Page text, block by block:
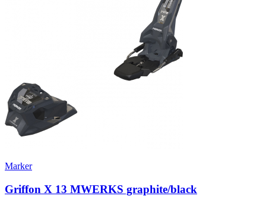
Marker
Griffon X 13 MWERKS graphite/black